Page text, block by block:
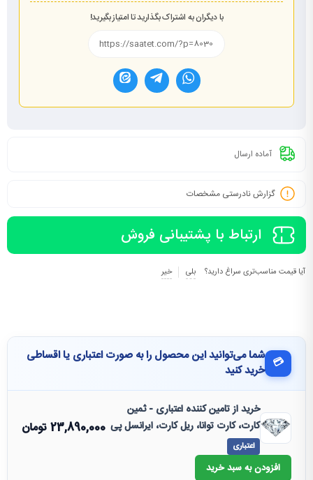
با دیگران به اشتراک بگذارید تا امتیاز بگیرید!
آماده ارسال
گزارش نادرستی مشخصات
ارتباط با پشتیبانی فروش
آیا قیمت مناسب‌تری سراغ دارید؟ بلی خیر
💳 شما می‌توانید این محصول را به صورت اعتباری یا اقساطی
خرید کنید
خرید از تامین کننده اعتباری - ثمین
کارت، کارت توانا، ریل کارت، ایرانسل پی
اعتباری
23,890,000تومان
افزودن به سبد خرید